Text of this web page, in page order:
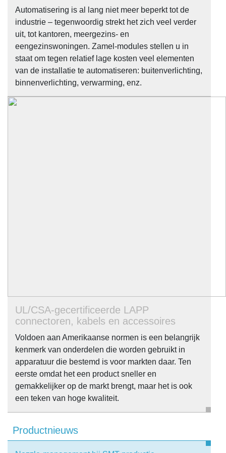
Automatisering is al lang niet meer beperkt tot de
industrie – tegenwoordig strekt het zich veel verder
uit, tot kantoren, meergezins- en
eengezinswoningen. Zamel-modules stellen u in
staat om tegen relatief lage kosten veel elementen
van de installatie te automatiseren: buitenverlichting,
binnenverlichting, verwarming, enz.
UL/CSA-gecertificeerde LAPP
connectoren, kabels en accessoires
Voldoen aan Amerikaanse normen is een belangrijk
kenmerk van onderdelen die worden gebruikt in
apparatuur die bestemd is voor markten daar. Ten
eerste omdat het een product sneller en
gemakkelijker op de markt brengt, maar het is ook
een teken van hoge kwaliteit.
Productnieuws